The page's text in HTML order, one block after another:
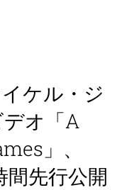
ケル・ジ
オ「A
」、
先行公開